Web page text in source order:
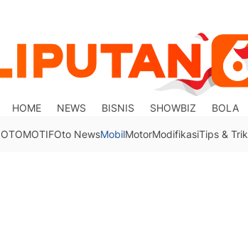
HOME NEWS BISNIS SHOWBIZ BOLA
OTOMOTIFOto NewsMobilMotorModifikasiTips & Trik